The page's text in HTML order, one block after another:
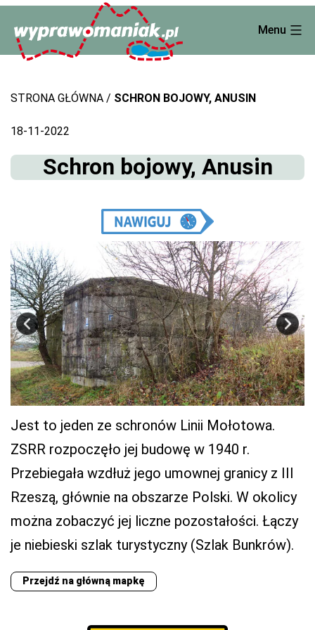
content
Menu
STRONA GŁÓWNA SCHRON BOJOWY, ANUSIN
18-11-2022
Schron bojowy, Anusin
Jest to jeden ze schronów Linii Mołotowa.
ZSRR rozpoczęło jej budowę w 1940 r.
Przebiegała wzdłuż jego umownej granicy z III
Rzeszą, głównie na obszarze Polski. W okolicy
można zobaczyć jej liczne pozostałości. Łączy
je niebieski szlak turystyczny (Szlak Bunkrów).
Przejdź na główną mapkę